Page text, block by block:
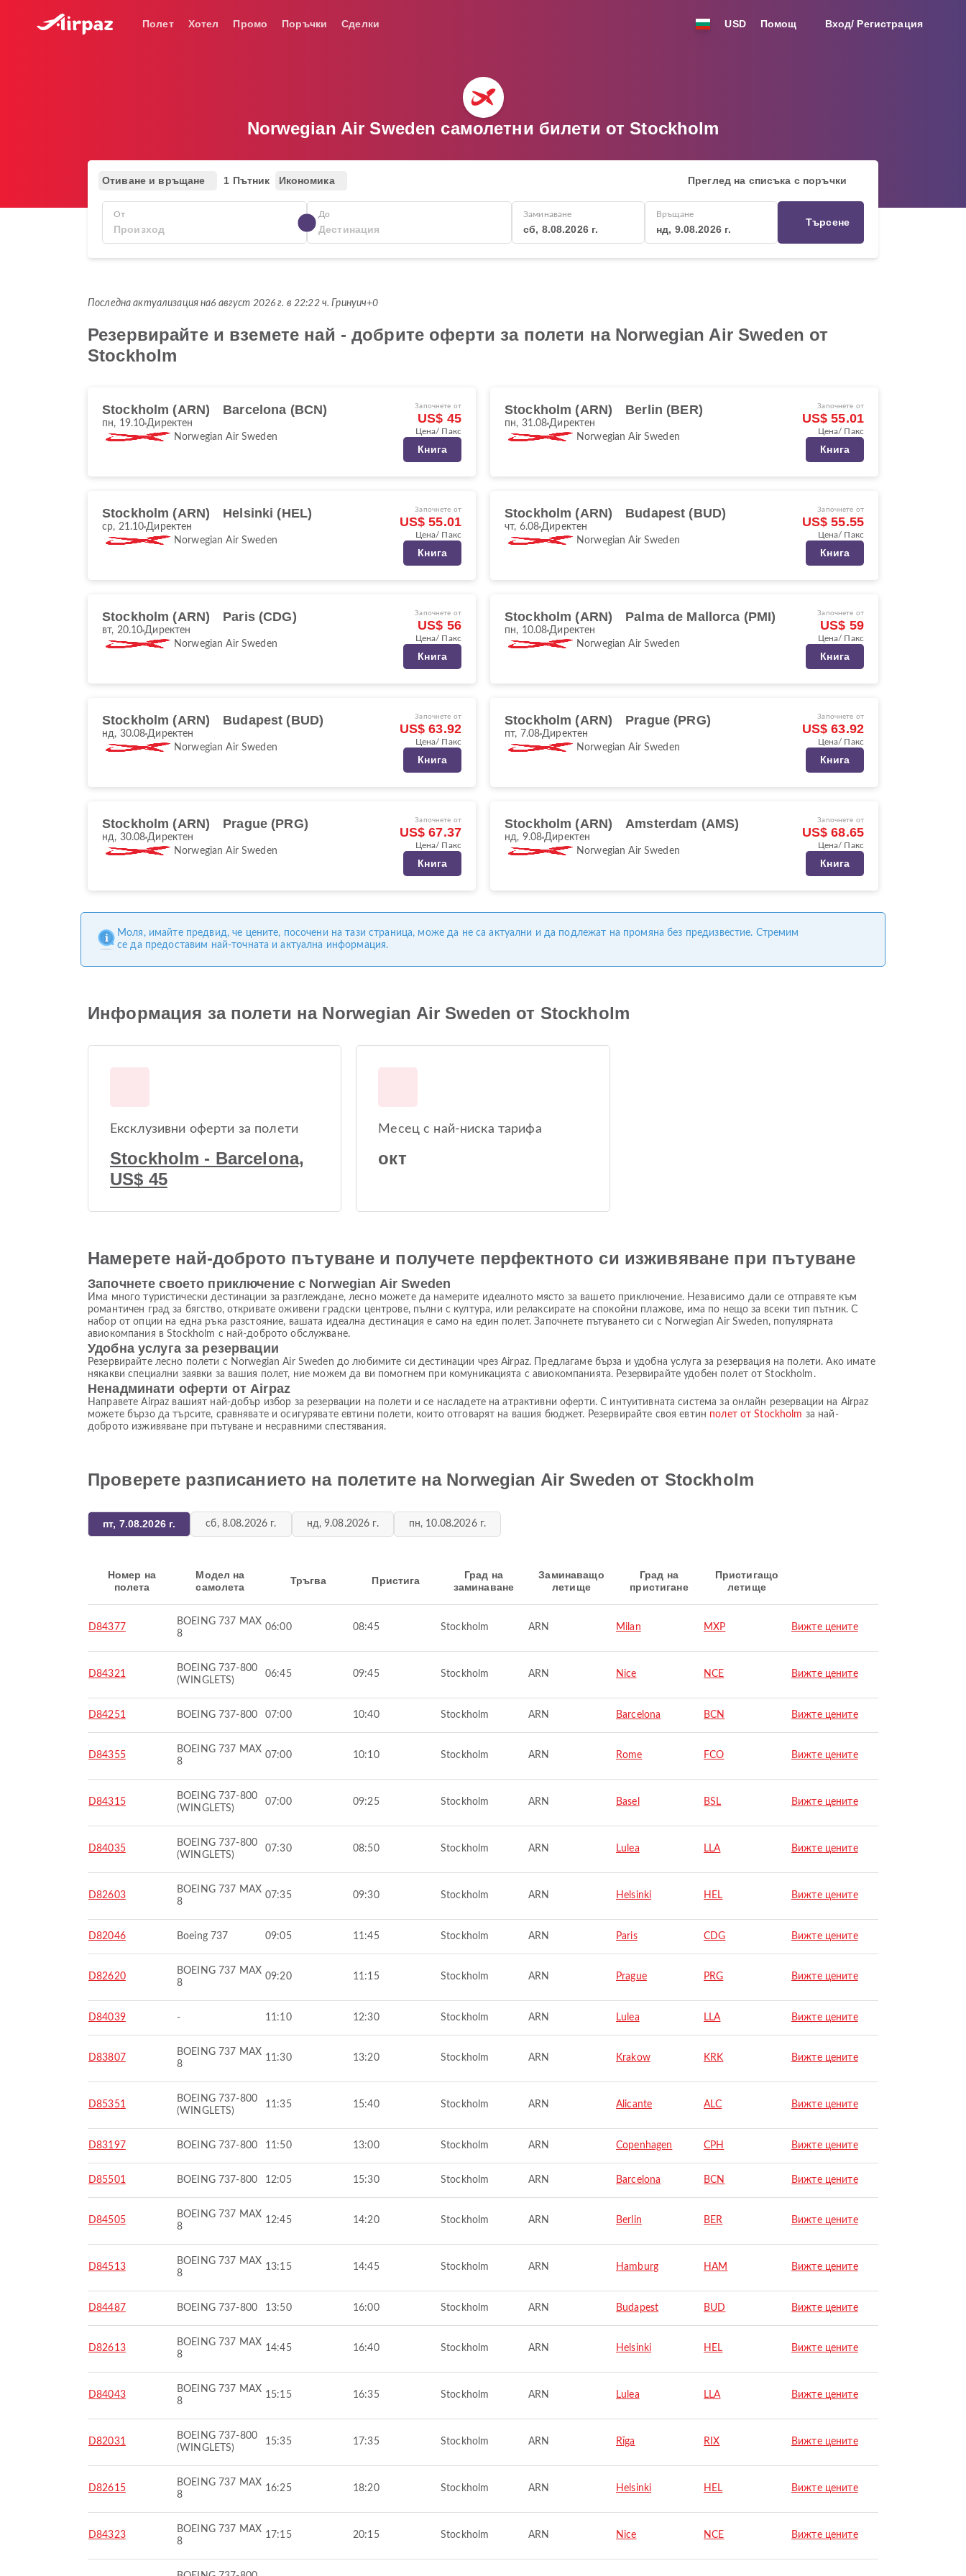
Полет Хотел Промо Поръчки Сделки USD Помощ Вход/ Регистрация
Norwegian Air Sweden самолетни билети от Stockholm
Отиване и връщане 1 Пътник Икономика Преглед на списъка с поръчки
От До Заминаване
сб, 8.08.2026 г.
Връщане
нд, 9.08.2026 г.
Търсене
Последна актуализация на6 август 2026 г. в 22:22 ч. Гринуич+0
Резервирайте и вземете най - добрите оферти за полети на Norwegian Air Sweden от
Stockholm
Stockholm (ARN) Barcelona (BCN)
пн, 19.10 Директен
Norwegian Air Sweden
Започнете от
US$ 45
Цена/ Пакс
Книга
Stockholm (ARN) Berlin (BER)
пн, 31.08 Директен
Norwegian Air Sweden
Започнете от
US$ 55.01
Цена/ Пакс
Книга
Stockholm (ARN) Helsinki (HEL)
ср, 21.10 Директен
Norwegian Air Sweden
Започнете от
US$ 55.01
Цена/ Пакс
Книга
Stockholm (ARN) Budapest (BUD)
чт, 6.08 Директен
Norwegian Air Sweden
Започнете от
US$ 55.55
Цена/ Пакс
Книга
Stockholm (ARN) Paris (CDG)
вт, 20.10 Директен
Norwegian Air Sweden
Започнете от
US$ 56
Цена/ Пакс
Книга
Stockholm (ARN) Palma de Mallorca (PMI)
пн, 10.08 Директен
Norwegian Air Sweden
Започнете от
US$ 59
Цена/ Пакс
Книга
Stockholm (ARN) Budapest (BUD)
нд, 30.08 Директен
Norwegian Air Sweden
Започнете от
US$ 63.92
Цена/ Пакс
Книга
Stockholm (ARN) Prague (PRG)
пт, 7.08 Директен
Norwegian Air Sweden
Започнете от
US$ 63.92
Цена/ Пакс
Книга
Stockholm (ARN) Prague (PRG)
нд, 30.08 Директен
Norwegian Air Sweden
Започнете от
US$ 67.37
Цена/ Пакс
Книга
Stockholm (ARN) Amsterdam (AMS)
нд, 9.08 Директен
Norwegian Air Sweden
Започнете от
US$ 68.65
Цена/ Пакс
Книга
Моля, имайте предвид, че цените, посочени на тази страница, може да не са актуални и да подлежат на промяна без предизвестие. Стремим
се да предоставим най-точната и актуална информация.
Информация за полети на Norwegian Air Sweden от Stockholm
Ексклузивни оферти за полети
Stockholm - Barcelona,
US$ 45
Месец с най-ниска тарифа
окт
Намерете най-доброто пътуване и получете перфектното си изживяване при пътуване
Започнете своето приключение с Norwegian Air Sweden
Има много туристически дестинации за разглеждане, лесно можете да намерите идеалното място за вашето приключение. Независимо дали се отправяте към
романтичен град за бягство, откривате оживени градски центрове, пълни с култура, или релаксирате на спокойни плажове, има по нещо за всеки тип пътник. С
набор от опции на една ръка разстояние, вашата идеална дестинация е само на един полет. Започнете пътуването си с Norwegian Air Sweden, популярната
авиокомпания в Stockholm с най-доброто обслужване.
Удобна услуга за резервации
Резервирайте лесно полети с Norwegian Air Sweden до любимите си дестинации чрез Airpaz. Предлагаме бърза и удобна услуга за резервация на полети. Ако имате
някакви специални заявки за вашия полет, ние можем да ви помогнем при комуникацията с авиокомпанията. Резервирайте удобен полет от Stockholm.
Ненадминати оферти от Airpaz
Направете Airpaz вашият най-добър избор за резервации на полети и се насладете на атрактивни оферти. С интуитивната система за онлайн резервации на Airpaz
можете бързо да търсите, сравнявате и осигурявате евтини полети, които отговарят на вашия бюджет. Резервирайте своя евтин полет от Stockholm за най-
доброто изживяване при пътуване и несравними спестявания.
Проверете разписанието на полетите на Norwegian Air Sweden от Stockholm
пт, 7.08.2026 г. сб, 8.08.2026 г. нд, 9.08.2026 г. пн, 10.08.2026 г.
Номер на
полета
Модел на
самолета
Тръгва Пристига
Град на
заминаване
Заминаващо
летище
Град на
пристигане
Пристигащо
летище
D84377
BOEING 737 MAX
8
06:00 08:45 Stockholm ARN Milan MXP Вижте цените
D84321
BOEING 737-800
(WINGLETS)
06:45 09:45 Stockholm ARN Nice NCE Вижте цените
D84251 BOEING 737-800 07:00 10:40 Stockholm ARN Barcelona BCN Вижте цените
D84355
BOEING 737 MAX
8
07:00 10:10 Stockholm ARN Rome FCO Вижте цените
D84315
BOEING 737-800
(WINGLETS)
07:00 09:25 Stockholm ARN Basel BSL Вижте цените
D84035
BOEING 737-800
(WINGLETS)
07:30 08:50 Stockholm ARN Lulea LLA Вижте цените
D82603
BOEING 737 MAX
8
07:35 09:30 Stockholm ARN Helsinki HEL Вижте цените
D82046 Boeing 737 09:05 11:45 Stockholm ARN Paris CDG Вижте цените
D82620
BOEING 737 MAX
8
09:20 11:15 Stockholm ARN Prague PRG Вижте цените
D84039 - 11:10 12:30 Stockholm ARN Lulea LLA Вижте цените
D83807
BOEING 737 MAX
8
11:30 13:20 Stockholm ARN Krakow KRK Вижте цените
D85351
BOEING 737-800
(WINGLETS)
11:35 15:40 Stockholm ARN Alicante ALC Вижте цените
D83197 BOEING 737-800 11:50 13:00 Stockholm ARN Copenhagen CPH Вижте цените
D85501 BOEING 737-800 12:05 15:30 Stockholm ARN Barcelona BCN Вижте цените
D84505
BOEING 737 MAX
8
12:45 14:20 Stockholm ARN Berlin BER Вижте цените
D84513
BOEING 737 MAX
8
13:15 14:45 Stockholm ARN Hamburg HAM Вижте цените
D84487 BOEING 737-800 13:50 16:00 Stockholm ARN Budapest BUD Вижте цените
D82613
BOEING 737 MAX
8
14:45 16:40 Stockholm ARN Helsinki HEL Вижте цените
D84043
BOEING 737 MAX
8
15:15 16:35 Stockholm ARN Lulea LLA Вижте цените
D82031
BOEING 737-800
(WINGLETS)
15:35 17:35 Stockholm ARN Rīga RIX Вижте цените
D82615
BOEING 737 MAX
8
16:25 18:20 Stockholm ARN Helsinki HEL Вижте цените
D84323
BOEING 737 MAX
8
17:15 20:15 Stockholm ARN Nice NCE Вижте цените